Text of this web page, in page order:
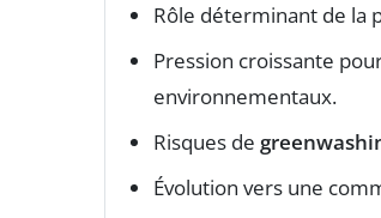
Rôle déterminant de la
Pression croissante
environnementaux.
Risques de
Évolution vers une